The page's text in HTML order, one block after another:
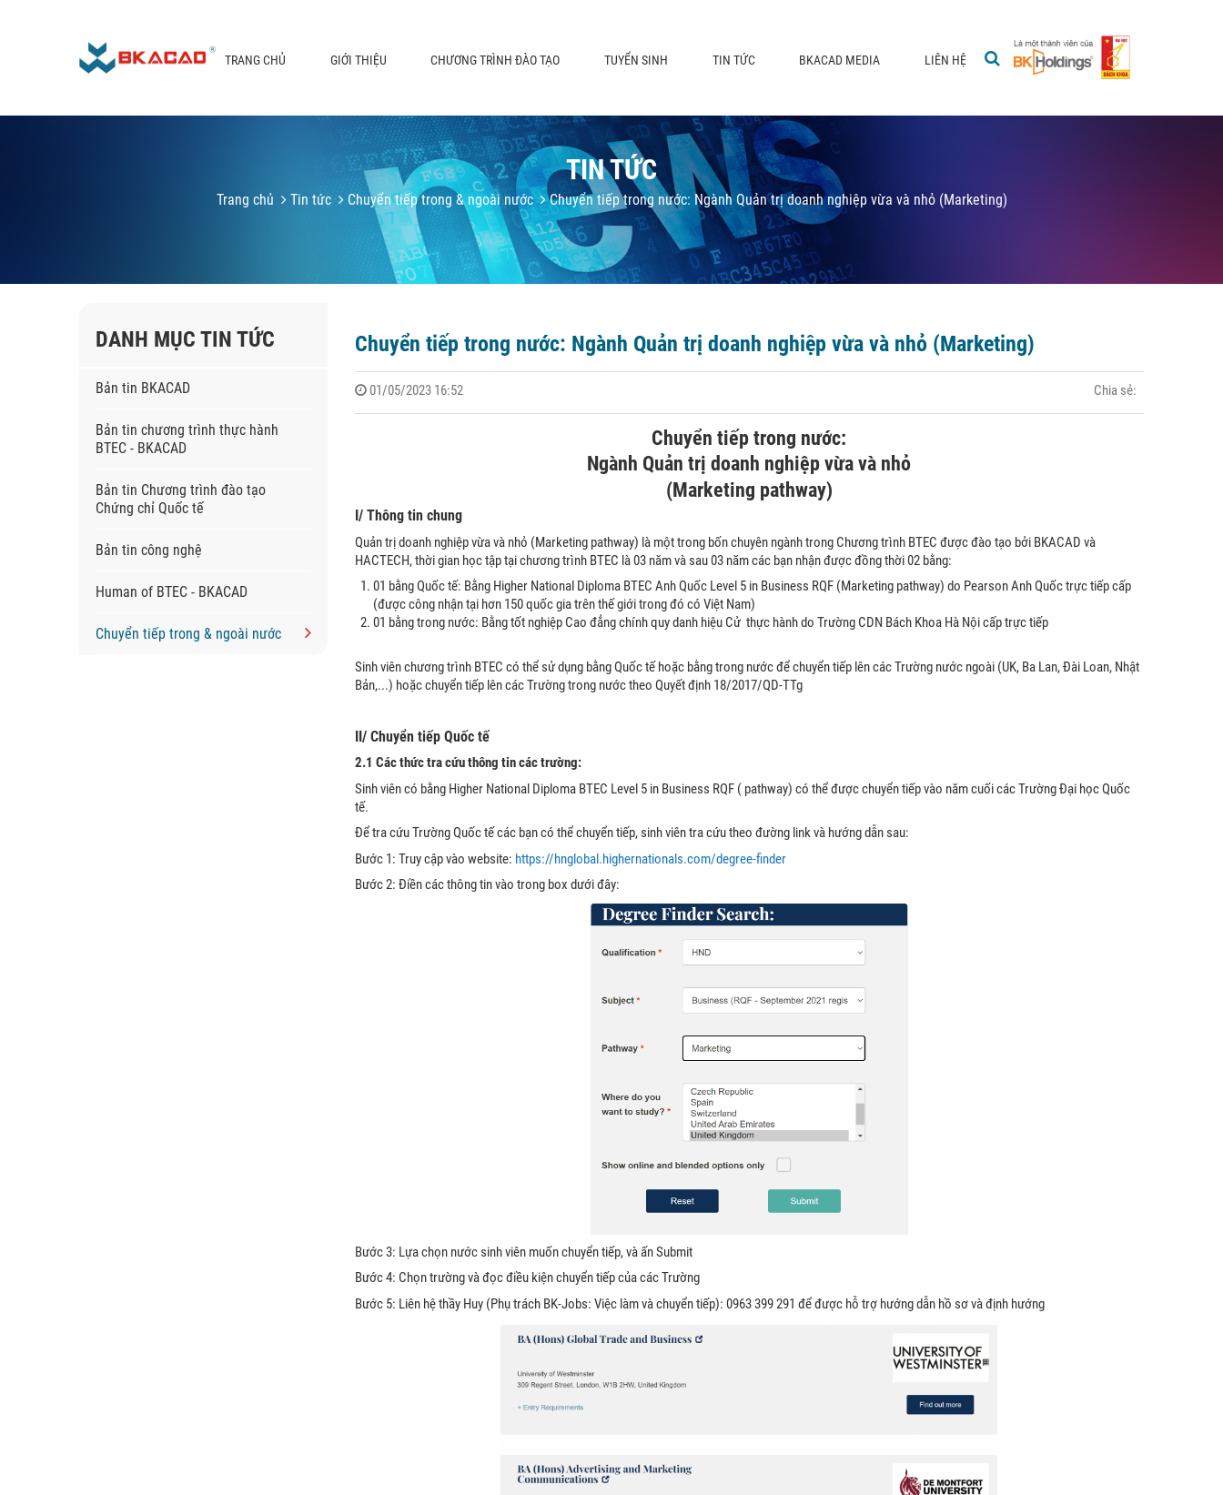
TRANG CHỦ GIỚI THIỆU CHƯƠNG TRÌNH ĐÀO TẠO TUYỂN SINH TIN TỨC BKACAD MEDIA LIÊN HỆ
TIN TỨC
Trang chủ Tin tức Chuyển tiếp trong & ngoài nước Chuyển tiếp trong nước: Ngành Quản trị doanh nghiệp vừa và nhỏ (Marketing)
DANH MỤC TIN TỨC
Bản tin BKACAD
Bản tin chương trình thực hành
BTEC - BKACAD
Bản tin Chương trình đào tạo
Chứng chỉ Quốc tế
Bản tin công nghệ
Human of BTEC - BKACAD
Chuyển tiếp trong & ngoài nước
Chuyển tiếp trong nước: Ngành Quản trị doanh nghiệp vừa và nhỏ (Marketing)
01/05/2023 16:52 Chia sẻ:
Chuyển tiếp trong nước:
Ngành Quản trị doanh nghiệp vừa và nhỏ
(Marketing pathway)
I/ Thông tin chung
Quản trị doanh nghiệp vừa và nhỏ (Marketing pathway) là một trong bốn chuyên ngành trong Chương trình BTEC được đào tạo bởi BKACAD và
HACTECH, thời gian học tập tại chương trình BTEC là 03 năm và sau 03 năm các bạn nhận được đồng thời 02 bằng:
01 bằng Quốc tế: Bằng Higher National Diploma BTEC Anh Quốc Level 5 in Business RQF (Marketing pathway) do Pearson Anh Quốc trực tiếp cấp
(được công nhận tại hơn 150 quốc gia trên thế giới trong đó có Việt Nam)
01 bằng trong nước: Bằng tốt nghiệp Cao đẳng chính quy danh hiệu Cử thực hành do Trường CDN Bách Khoa Hà Nội cấp trực tiếp
Sinh viên chương trình BTEC có thể sử dụng bằng Quốc tế hoặc bằng trong nước để chuyển tiếp lên các Trường nước ngoài (UK, Ba Lan, Đài Loan, Nhật
Bản,...) hoặc chuyển tiếp lên các Trường trong nước theo Quyết định 18/2017/QD-TTg
II/ Chuyển tiếp Quốc tế
2.1 Các thức tra cứu thông tin các trường:
Sinh viên có bằng Higher National Diploma BTEC Level 5 in Business RQF ( pathway) có thể được chuyển tiếp vào năm cuối các Trường Đại học Quốc
tế.
Để tra cứu Trường Quốc tế các bạn có thể chuyển tiếp, sinh viên tra cứu theo đường link và hướng dẫn sau:
Bước 1: Truy cập vào website: https://hnglobal.highernationals.com/degree-finder
Bước 2: Điền các thông tin vào trong box dưới đây:
Bước 3: Lựa chọn nước sinh viên muốn chuyển tiếp, và ấn Submit
Bước 4: Chọn trường và đọc điều kiện chuyển tiếp của các Trường
Bước 5: Liên hệ thầy Huy (Phụ trách BK-Jobs: Việc làm và chuyển tiếp): 0963 399 291 để được hỗ trợ hướng dẫn hồ sơ và định hướng